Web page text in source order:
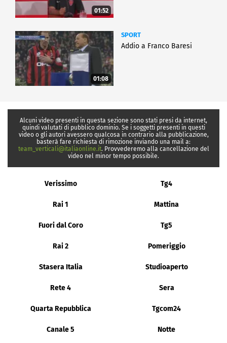
01:52
01:08
SPORT
Addio a Franco Baresi
Alcuni video presenti in questa sezione sono stati presi da internet,
quindi valutati di pubblico dominio. Se i soggetti presenti in questi
video o gli autori avessero qualcosa in contrario alla pubblicazione,
basterà fare richiesta di rimozione inviando una mail a:
team_verticali@italiaonline.it. Provvederemo alla cancellazione del
video nel minor tempo possibile.
Verissimo Tg4
Rai 1 Mattina
Fuori dal Coro Tg5
Rai 2 Pomeriggio
Stasera Italia Studioaperto
Rete 4 Sera
Quarta Repubblica Tgcom24
Canale 5 Notte